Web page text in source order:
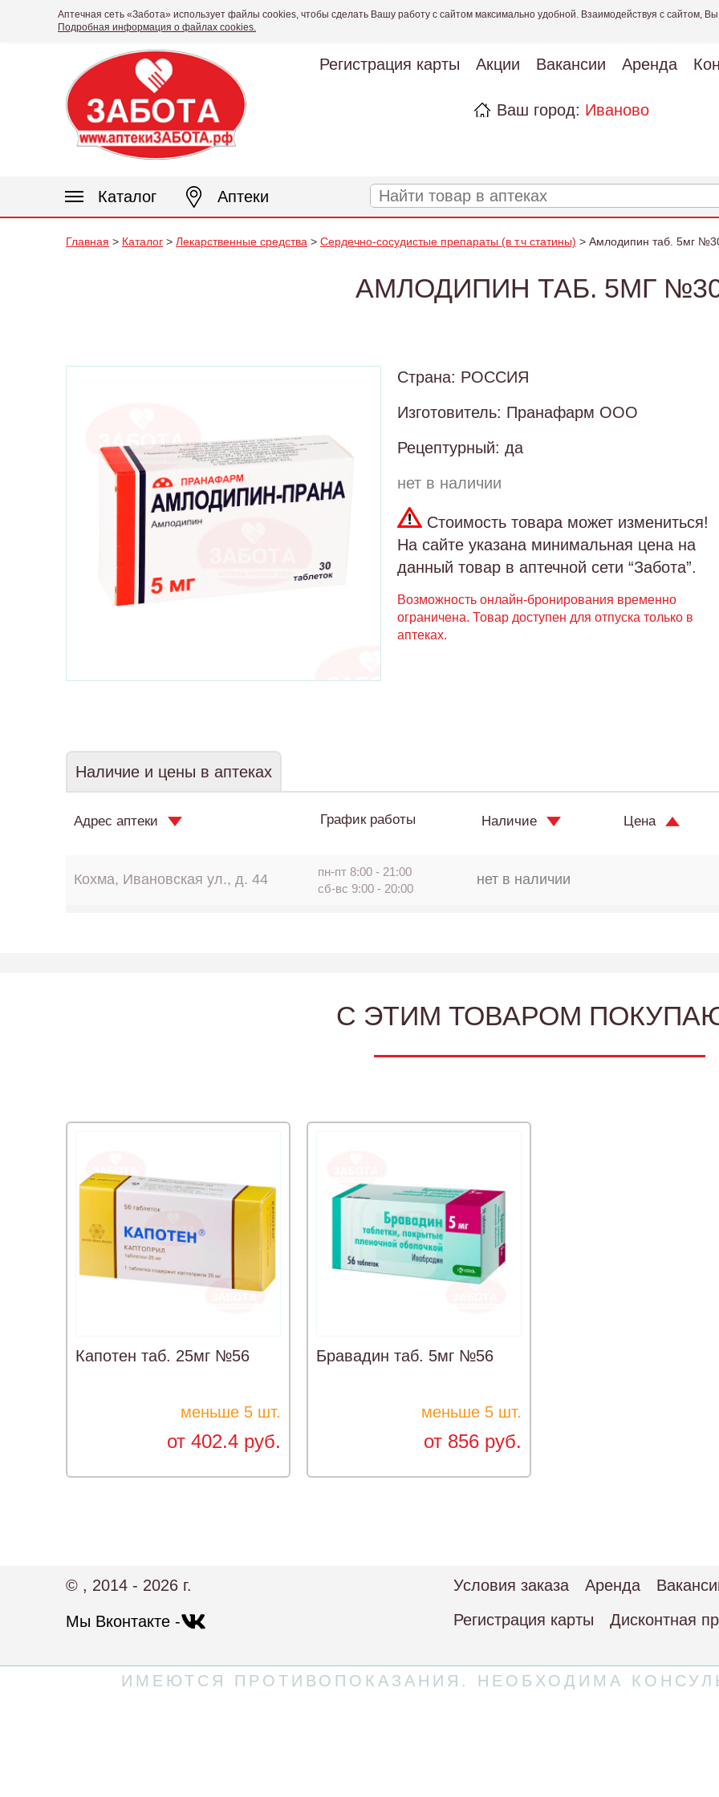
Аптечная сеть «Забота» использует файлы cookies, чтобы сделать Вашу работу с сайтом максимально удобной. Взаимодействуя с сайтом,
Подробная информация о файлах cookies.
Регистрация карты Акции Вакансии Аренда
Ваш город: Иваново
Каталог Аптеки
Главная > Каталог > Лекарственные средства > Сердечно-сосудистые препараты (в т.ч статины) > Амлодипин таб. 5мг
АМЛОДИПИН ТАБ. 5МГ
Страна: РОССИЯ
Изготовитель: Пранафарм ООО
Рецептурный: да
нет в наличии
Стоимость товара может измениться!
На сайте указана минимальная цена на
данный товар в аптечной сети “Забота”.
Возможность онлайн-бронирования временно
ограничена. Товар доступен для отпуска только в
аптеках.
Наличие и цены в аптеках
Адрес аптеки График работы Наличие Цена
Кохма, Ивановская ул., д. 44
пн-пт 8:00 - 21:00
сб-вс 9:00 - 20:00
нет в наличии
C ЭТИМ ТОВАРОМ
Капотен таб. 25мг №56
меньше 5 шт.
от 402.4 руб.
Бравадин таб. 5мг №56
меньше 5 шт.
от 856 руб.
© , 2014 - 2026 г.
Мы Вконтакте -
Условия заказа Аренда
Регистрация карты
Дисконтная
ИМЕЮТСЯ ПРОТИВОПОКАЗАНИЯ. НЕОБХОДИМА